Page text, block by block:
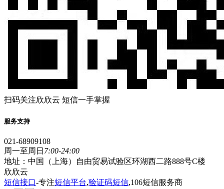
扫码关注欣欣云 短信一手掌握
服务支持
021-68909108
周一至周日 7:00-24:00
地址：中国（上海）自由贸易试验区环湖西二路888号C楼
欣欣云
短信接口-专注短信平台,验证码短信,106短信服务商